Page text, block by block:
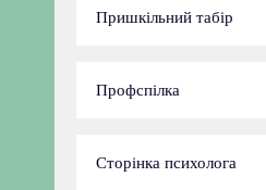
Пришкільний табір
Профспілка
Сторінка психолога